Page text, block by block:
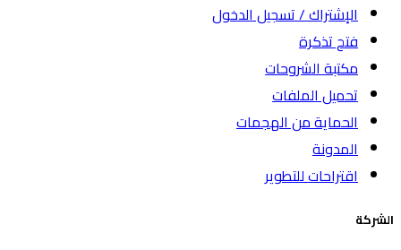
الإشتراك / تسجيل الدخول
فتح تذكرة
مكتبة الشروحات
تحميل الملفات
الحماية من الهجمات
المدونة
اقتراحات للتطوير
الشركة